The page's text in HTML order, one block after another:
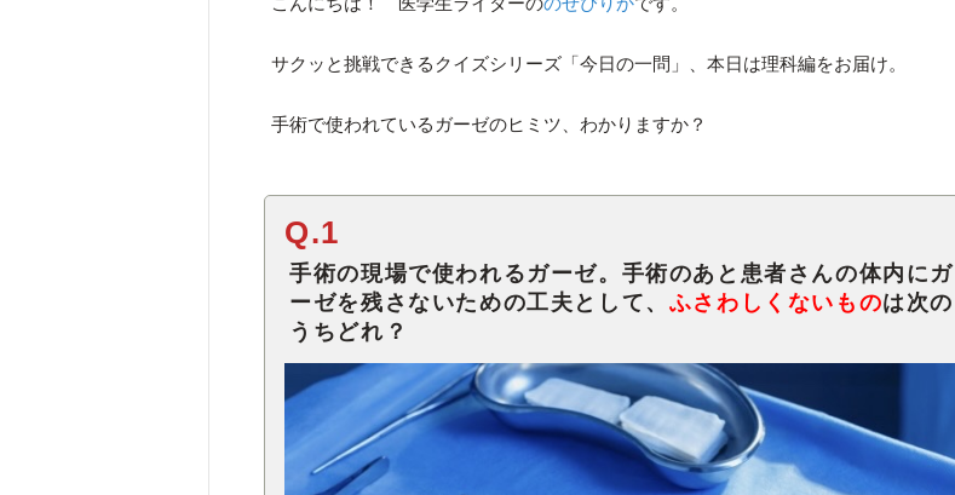
サクッと挑戦できるクイズシリーズ「今日の一問」、本日は理科編をお届け。
手術で使われているガーゼのヒミツ、わかりますか？
Q.1
手術の現場で使われるガーゼ。手術のあと患者さんの体内にガ
ーゼを残さないための工夫として、 ふさわしくないものは次の
うちどれ？